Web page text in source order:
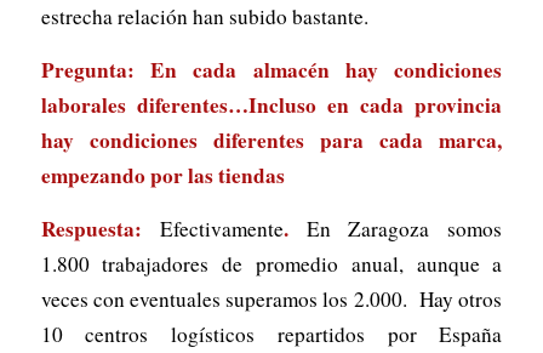
estrecha relación han subido bastante.
Pregunta: En cada almacén hay condiciones
laborales diferentes…Incluso en cada provincia
hay condiciones diferentes para cada marca,
empezando por las tiendas
Respuesta: Efectivamente. En Zaragoza somos
1.800 trabajadores de promedio anual, aunque a
veces con eventuales superamos los 2.000. Hay otros
10 centros logísticos repartidos por España